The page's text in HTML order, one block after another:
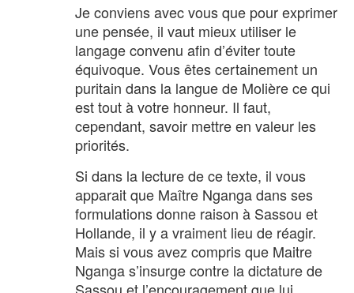
Je conviens avec vous que pour exprimer
une pensée, il vaut mieux utiliser le
langage convenu afin d’éviter toute
équivoque. Vous êtes certainement un
puritain dans la langue de Molière ce qui
est tout à votre honneur. Il faut,
cependant, savoir mettre en valeur les
priorités.
Si dans la lecture de ce texte, il vous
apparait que Maître Nganga dans ses
formulations donne raison à Sassou et
Hollande, il y a vraiment lieu de réagir.
Mais si vous avez compris que Maitre
Nganga s’insurge contre la dictature de